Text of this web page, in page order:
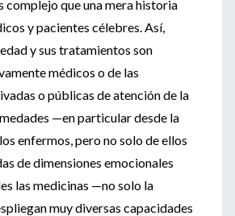
complejo que una mera historia
y pacientes célebres. Así,
y sus tratamientos son
médicos o de las
o públicas de atención de la
—en particular desde la
enfermos, pero no solo de ellos
de dimensiones emocionales
las medicinas —no solo la
muy diversas capacidades